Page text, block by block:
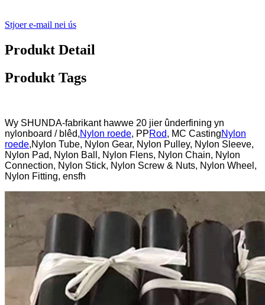
Stjoer e-mail nei ús
Produkt Detail
Produkt Tags
Wy SHUNDA-fabrikant hawwe 20 jier ûnderfining yn
nylonboard / blêd,Nylon roede, PPRod, MC CastingNylon
roede,Nylon Tube, Nylon Gear, Nylon Pulley, Nylon Sleeve,
Nylon Pad, Nylon Ball, Nylon Flens, Nylon Chain, Nylon
Connection, Nylon Stick, Nylon Screw & Nuts, Nylon Wheel,
Nylon Fitting, ensfh